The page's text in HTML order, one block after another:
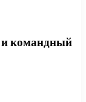
и командный